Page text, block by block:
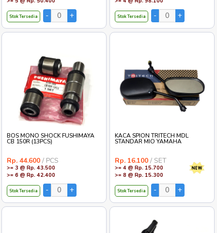
Stok Tersedia Stok Tersedia
BOS MONO SHOCK FUSHIMAYA
CB 150R (13PCS)
Rp. 44.600 / PCS
>= 3 @ Rp. 43.500
>= 6 @ Rp. 42.400
Stok Tersedia
KACA SPION TRITECH MDL
STANDAR MIO YAMAHA
Rp. 16.100 / SET
>= 4 @ Rp. 15.700
>= 8 @ Rp. 15.300
Stok Tersedia